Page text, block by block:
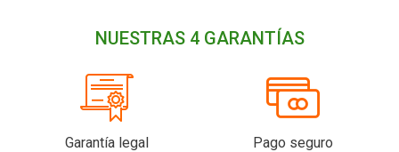
NUESTRAS 4 GARANTÍAS
Garantía legal Pago seguro